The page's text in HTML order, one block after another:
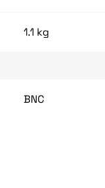
1.1 kg
BNC